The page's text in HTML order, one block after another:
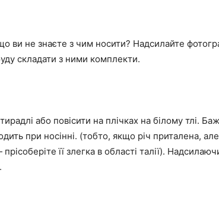
ви не знаєте з чим носити? Надсилайте
складати з ними комплекти.
або повісити на плічках на білому тлі.
при носінні. (тобто, якщо річ приталена,
її злегка в області талії).